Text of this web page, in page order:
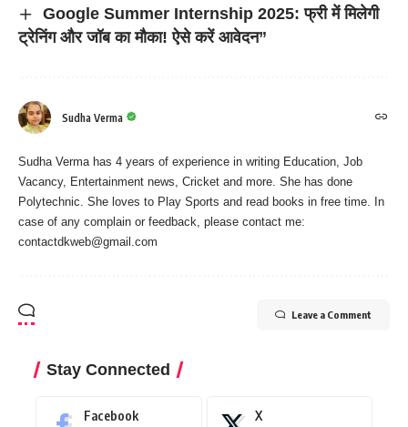
Google Summer Internship 2025: फ्री में मिलेगी
ट्रेनिंग और जॉब का मौका! ऐसे करें आवेदन”
Sudha Verma
Sudha Verma has 4 years of experience in writing Education, Job
Vacancy, Entertainment news, Cricket and more. She has done
Polytechnic. She loves to Play Sports and read books in free time. In
case of any complain or feedback, please contact me:
contactdkweb@gmail.com
Leave a Comment
Stay Connected
Facebook X